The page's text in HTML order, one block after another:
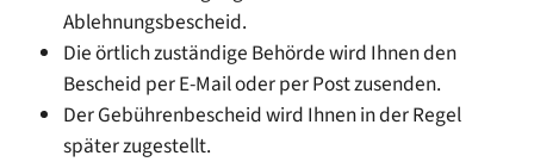
Ablehnungsbescheid.
Die örtlich zuständige Behörde wird Ihnen den
Bescheid per E-Mail oder per Post zusenden.
Der Gebührenbescheid wird Ihnen in der Regel
später zugestellt.